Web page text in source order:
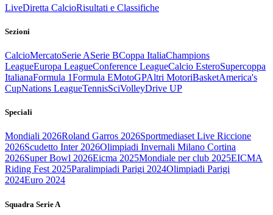
LiveDiretta CalcioRisultati e Classifiche
Sezioni
CalcioMercatoSerie ASerie BCoppa ItaliaChampions
LeagueEuropa LeagueConference LeagueCalcio EsteroSupercoppa
ItalianaFormula 1Formula EMotoGPAltri MotoriBasketAmerica's
CupNations LeagueTennisSciVolleyDrive UP
Speciali
Mondiali 2026Roland Garros 2026Sportmediaset Live Riccione
2026Scudetto Inter 2026Olimpiadi Invernali Milano Cortina
2026Super Bowl 2026Eicma 2025Mondiale per club 2025EICMA
Riding Fest 2025Paralimpiadi Parigi 2024Olimpiadi Parigi
2024Euro 2024
Squadra Serie A